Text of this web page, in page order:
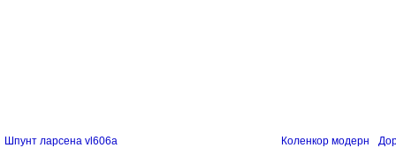
Шпунт ларсена vl606a
Коленкор модерн